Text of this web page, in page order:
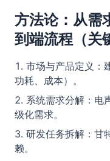
方法论：从需
到端流程（关
市场与产品定义：
功耗、成本）。
系统需求分解：电
级化需求。
研发任务拆解：甘
赖。